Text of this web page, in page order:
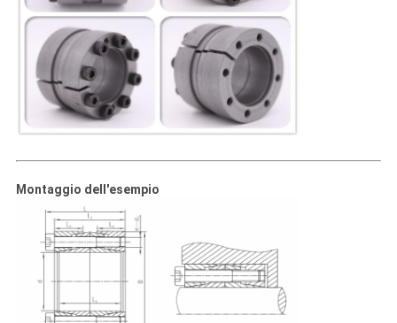
Montaggio dell'esempio